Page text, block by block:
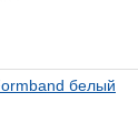
белый